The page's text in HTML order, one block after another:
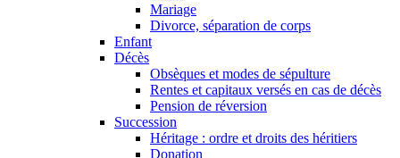
Mariage
Divorce, séparation de corps
Enfant
Décès
Obsèques et modes de sépulture
Rentes et capitaux versés en cas de décès
Pension de réversion
Succession
Héritage : ordre et droits des héritiers
Donation